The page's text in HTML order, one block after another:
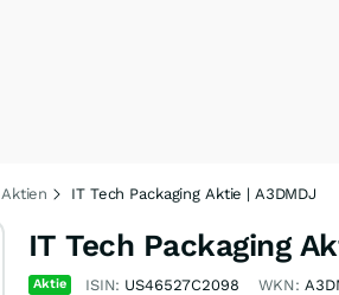
Aktien IT Tech Packaging Aktie | A3DMDJ
IT Tech Packaging
Aktie ISIN: US46527C2098 WKN: